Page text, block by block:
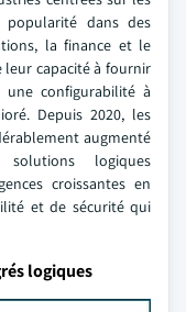
popularité dans des
la finance et le
capacité à fournir
configurabilité à
Depuis 2020, les
augmenté
logiques
croissantes en
et de sécurité qui
logiques